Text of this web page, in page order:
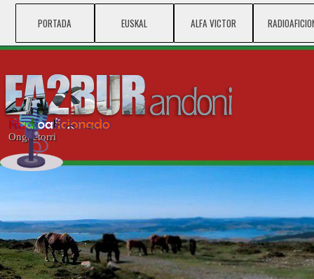
Vaya al Contenido
PORTADA EUSKAL ▼
ALFA VICTOR ▼
Ongi etorri